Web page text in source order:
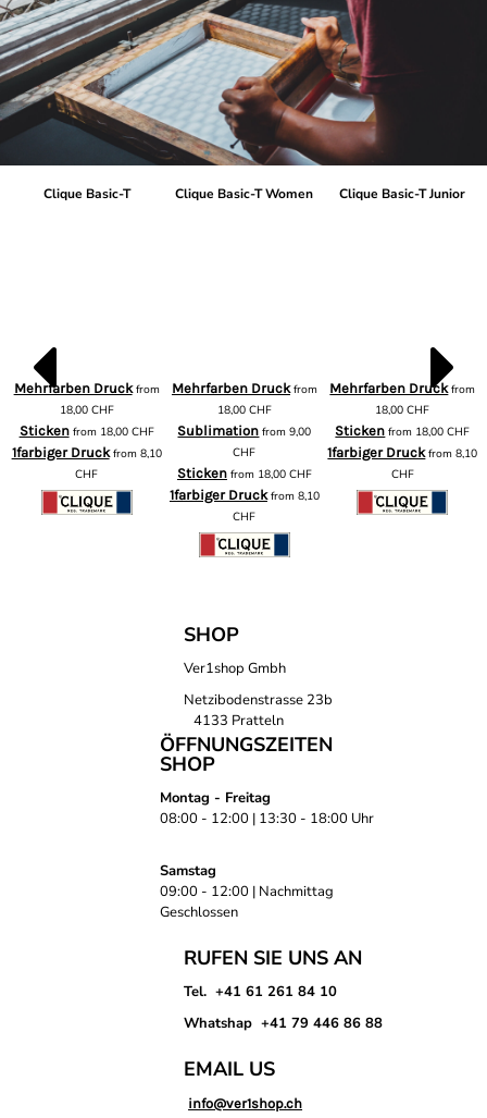
Clique Basic-T
Mehrfarben Druckfrom
18,00 CHF
Stickenfrom 18,00 CHF
1farbiger Druckfrom 8,10
CHF
Clique Basic-T Women
Mehrfarben Druckfrom
18,00 CHF
Sublimation from9,00
CHF
Stickenfrom 18,00 CHF
1farbiger Druckfrom 8,10
CHF
Clique Basic-T Junior
Mehrfarben Druckfrom
18,00CHF
Sticken from 18,00CHF
1farbiger Druckfrom8,10
CHF
SHOP
Ver1shop Gmbh
Netzibodenstrasse 23b
4133 Pratteln
ÖFFNUNGSZEITEN
SHOP
Montag - Freitag
08:00 - 12:00 | 13:30 - 18:00 Uhr
Samstag
09:00 - 12:00 | Nachmittag
Geschlossen
RUFEN SIE UNS AN
Tel. +41 61 261 84 10
Whatshap +41 79 446 86 88
EMAIL US
info@ver1shop.ch